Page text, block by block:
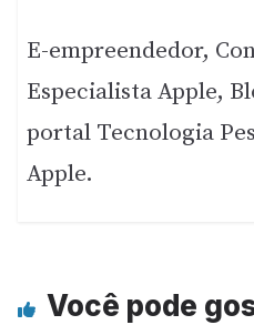
E-empreendedor,
Especialista Apple,
portal Tecnologia
Apple.
Você pode